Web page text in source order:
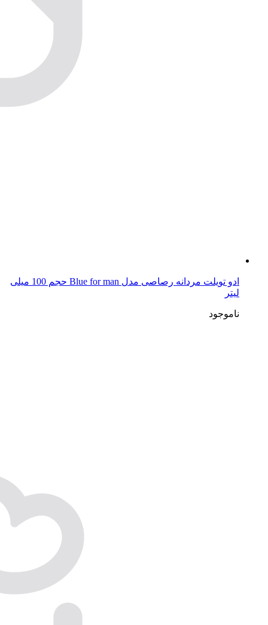
ادو تویلت مردانه رصاصی مدل Blue for man حجم 100 میلی
لیتر
ناموجود